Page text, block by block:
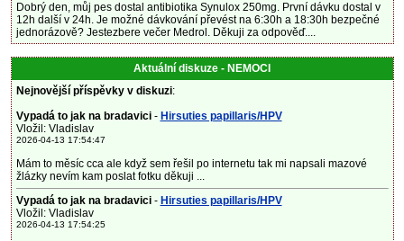
Dobrý den, můj pes dostal antibiotika Synulox 250mg. První dávku dostal v
12h další v 24h. Je možné dávkování převést na 6:30h a 18:30h bezpečné
jednorázově? Jestezbere večer Medrol. Děkuji za odpověď....
Aktuální diskuze - NEMOCI
Nejnovější příspěvky v diskuzi:
Vypadá to jak na bradavici - Hirsuties papillaris/HPV
Vložil: Vladislav
2026-04-13 17:54:47
Mám to měsíc cca ale když sem řešil po internetu tak mi napsali mazové
žlázky nevím kam poslat fotku děkuji ...
Vypadá to jak na bradavici - Hirsuties papillaris/HPV
Vložil: Vladislav
2026-04-13 17:54:25